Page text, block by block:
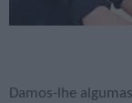
Damos-lhe